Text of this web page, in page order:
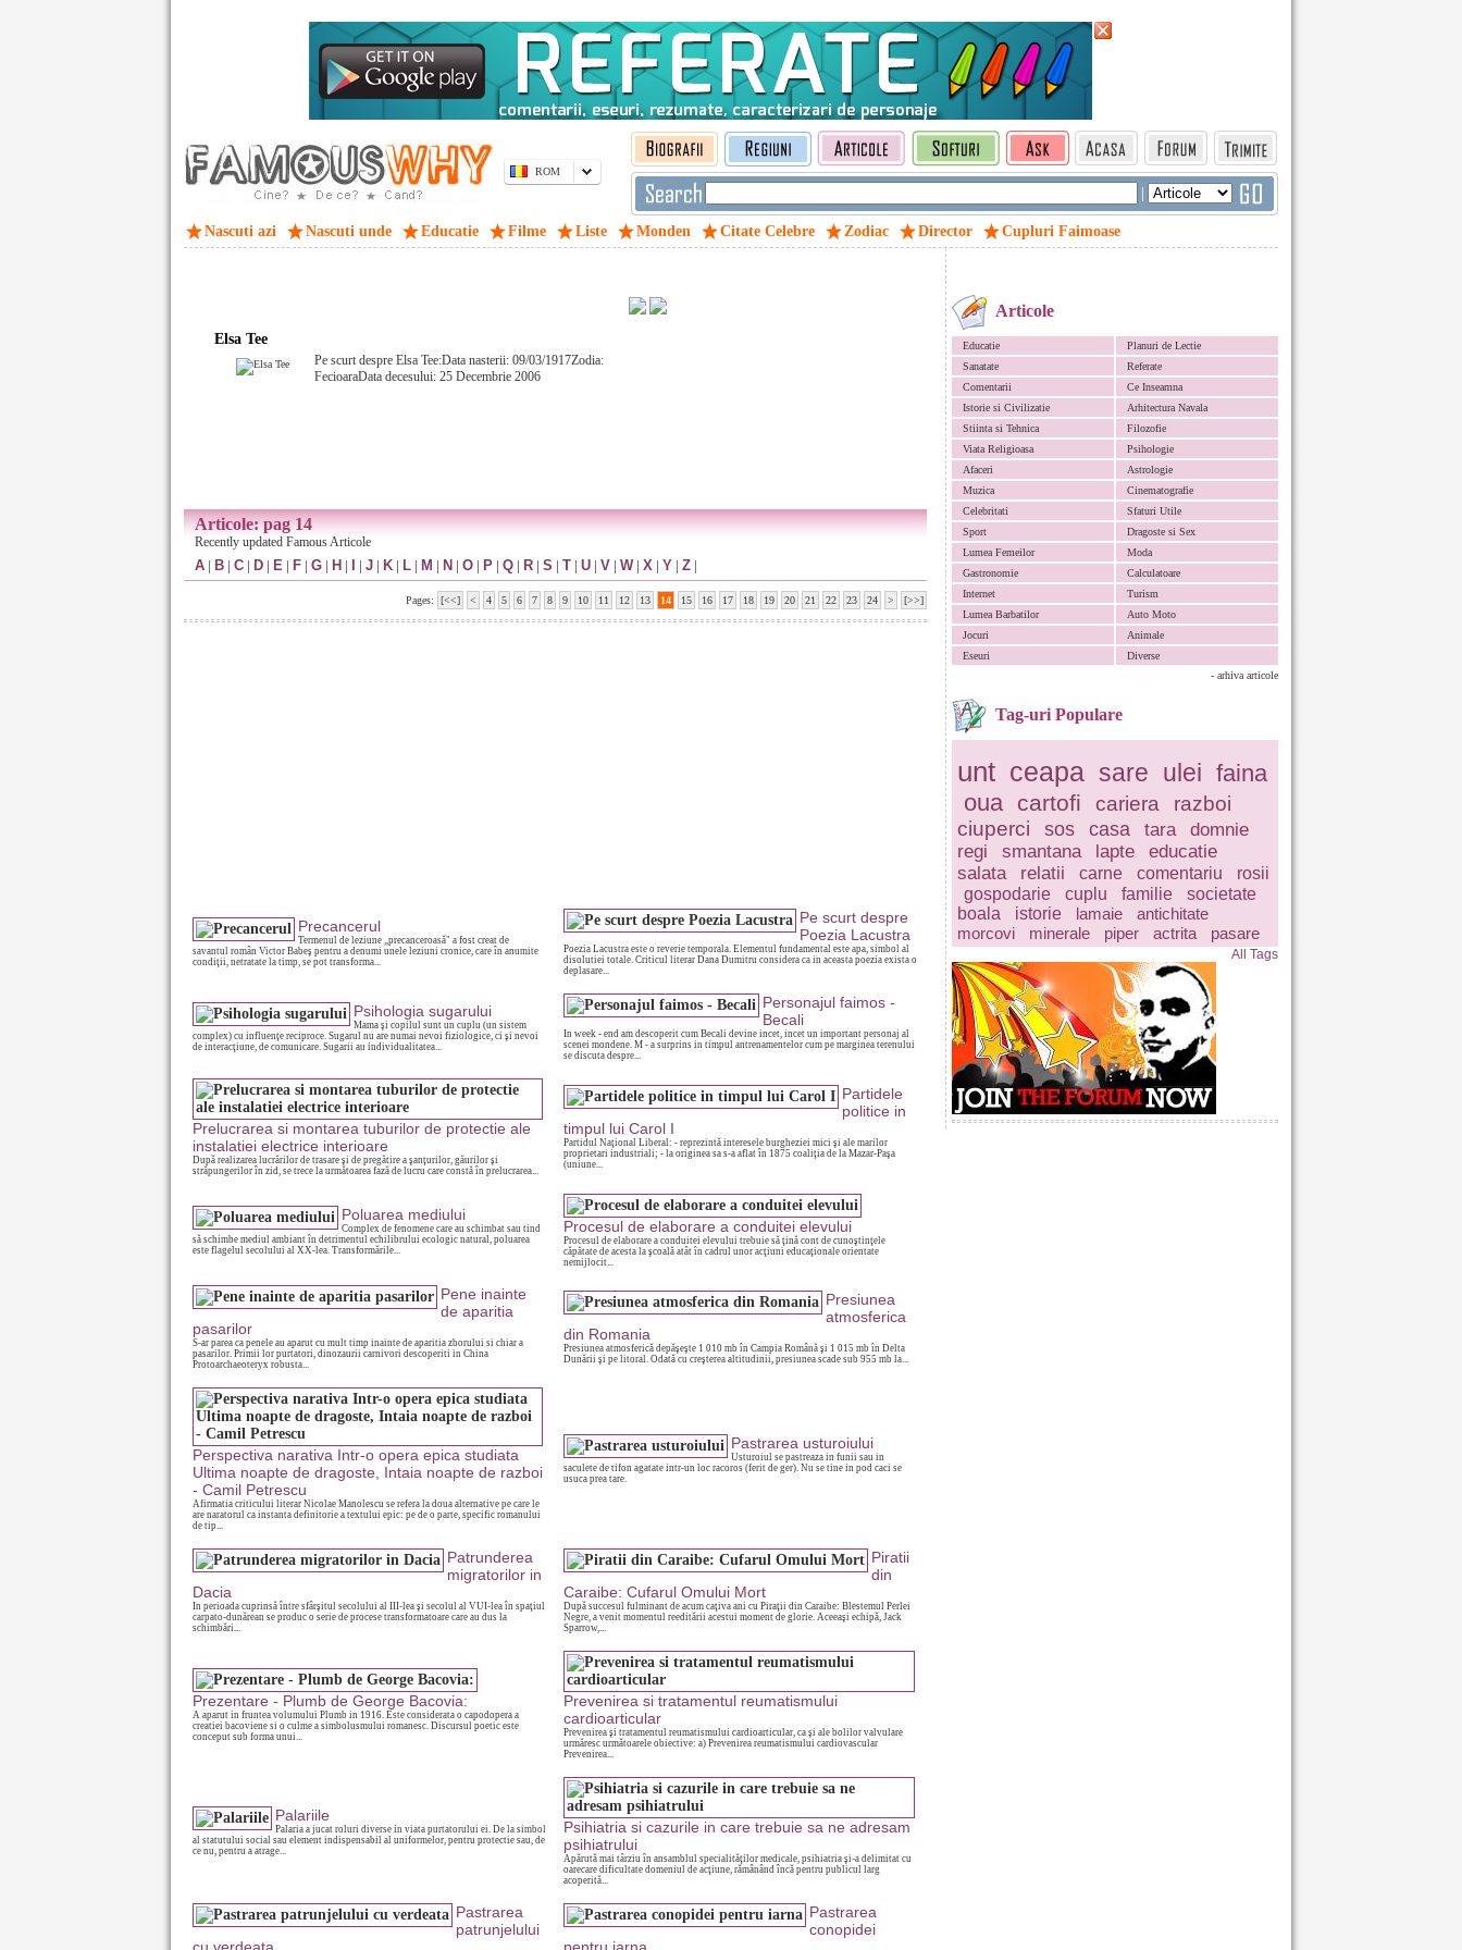
ROM
|
Nascuti azi Nascuti unde Educatie Filme Liste Monden Citate Celebre Zodiac Director Cupluri Faimoase
Articole
Educatie
Planuri de Lectie
Sanatate
Referate
Comentarii
Ce Inseamna
Istorie si Civilizatie
Arhitectura Navala
Stiinta si Tehnica
Filozofie
Viata Religioasa
Psihologie
Afaceri
Astrologie
Muzica
Cinematografie
Celebritati
Sfaturi Utile
Sport
Dragoste si Sex
Lumea Femeilor
Moda
Gastronomie
Calculatoare
Internet
Turism
Lumea Barbatilor
Auto Moto
Jocuri
Animale
Eseuri
Diverse
- arhiva articole
Tag-uri Populare
unt ceapa sare ulei faina
oua
cartofi cariera
razboi
ciuperci
sos casa tara
domnie
regi
smantana lapte
educatie
salata
relatii carne comentariu
rosii
gospodarie
cuplu familie
societate
boala
istorie lamaie
antichitate
morcovi
minerale piper actrita pasare
All Tags
Elsa Tee
Pe scurt despre Elsa Tee:Data nasterii: 09/03/1917Zodia:
FecioaraData decesului: 25 Decembrie 2006
Articole: pag 14
Recently updated Famous Articole
A | B | C | D | E | F | G | H | | J | K | L | M | N | O | P | Q | R | S | T | U | V | W| X | Y | Z |
Pages: [<<] < 4 5 6 7 8 9 10 11 12 13 14 15 16 17 18 19 20 21 22 23 24 > [>>]
Precancerul
Termenul de leziune „precanceroasă" a fost creat de
savantul român Victor Babeş pentru a denumi unele leziuni cronice, care în anumite
condiţii, netratate la timp, se pot transforma...
Pe scurt despre
Poezia Lacustra
Poezia Lacustra este o reverie temporala. Elementul fundamental este apa, simbol al
disolutiei totale. Criticul literar Dana Dumitru considera ca in aceasta poezia exista o
deplasare...
Psihologia sugarului
Mama şi copilul sunt un cuplu (un sistem
complex) cu influenţe reciproce. Sugarul nu are numai nevoi fiziologice, ci şi nevoi
de interacţiune, de comunicare. Sugarii au individualitatea...
Personajul faimos -
Becali
In week - end am descoperit cum Becali devine incet, incet un important personaj al
scenei mondene. M - a surprins in timpul antrenamentelor cum pe marginea terenului
se discuta despre...
Prelucrarea si montarea tuburilor de protectie ale
instalatiei electrice interioare
După realizarea lucrărilor de trasare şi de pregătire a şanţurilor, găurilor şi
străpungerilor în zid, se trece la următoarea fază de lucru care constă în prelucrarea...
Partidele
politice in
timpul lui Carol I
Partidul Naţional Liberal: - reprezintă interesele burgheziei mici şi ale marilor
proprietari industriali; - la originea sa s-a aflat în 1875 coaliţia de la Mazar-Paşa
(uniune...
Poluarea mediului
Complex de fenomene care au schimbat sau tind
să schimbe mediul ambiant în detrimentul echilibrului ecologic natural, poluarea
este flagelul secolului al XX-lea. Transformările...
Procesul de elaborare a conduitei elevului
Procesul de elaborare a conduitei elevului trebuie să ţină cont de cunoştinţele
căpătate de acesta la şcoală atât în cadrul unor acţiuni educaţionale orientate
nemijlocit...
Pene inainte
de aparitia
pasarilor
S-ar parea ca penele au aparut cu mult timp inainte de aparitia zborului si chiar a
pasarilor. Primii lor purtatori, dinozaurii carnivori descoperiti in China
Protoarchaeoteryx robusta...
Presiunea
atmosferica
din Romania
Presiunea atmosferică depăşeşte 1 010 mb în Campia Română şi 1 015 mb în Delta
Dunării şi pe litoral. Odată cu creşterea altitudinii, presiunea scade sub 955 mb la...
Perspectiva narativa Intr-o opera epica studiata
Ultima noapte de dragoste, Intaia noapte de razboi
- Camil Petrescu
Afirmatia criticului literar Nicolae Manolescu se refera la doua alternative pe care le
are naratorul ca instanta definitorie a textului epic: pe de o parte, specific romanului
de tip...
Pastrarea usturoiului
Usturoiul se pastreaza in funii sau in
saculete de tifon agatate intr-un loc racoros (ferit de ger). Nu se tine in pod caci se
usuca prea tare.
Patrunderea
migratorilor in
Dacia
In perioada cuprinsă între sfârşitul secolului al III-lea şi secolul al VUI-lea în spaţiul
carpato-dunărean se produc o serie de procese transformatoare care au dus la
schimbări...
Piratii
din
Caraibe: Cufarul Omului Mort
După succesul fulminant de acum caţiva ani cu Piraţii din Caraibe: Blestemul Perlei
Negre, a venit momentul reeditării acestui moment de glorie. Aceeaşi echipă, Jack
Sparrow,...
Prezentare - Plumb de George Bacovia:
A aparut in fruntea volumului Plumb in 1916. Este considerata o capodopera a
creatiei bacoviene si o culme a simbolusmului romanesc. Discursul poetic este
conceput sub forma unui...
Prevenirea si tratamentul reumatismului
cardioarticular
Prevenirea şi tratamentul reumatismului cardioarticular, ca şi ale bolilor valvulare
urmăresc următoarele obiective: a) Prevenirea reumatismului cardiovascular
Prevenirea...
Palariile
Palaria a jucat roluri diverse in viata purtatorului ei. De la simbol
al statutului social sau element indispensabil al uniformelor, pentru protectie sau, de
ce nu, pentru a atrage...
Psihiatria si cazurile in care trebuie sa ne adresam
psihiatrului
Apărută mai târziu în ansamblul specialităţilor medicale, psihiatria şi-a delimitat cu
oarecare dificultate domeniul de acţiune, rămânând încă pentru publicul larg
acoperită...
Pastrarea
patrunjelului
Pastrarea
conopidei